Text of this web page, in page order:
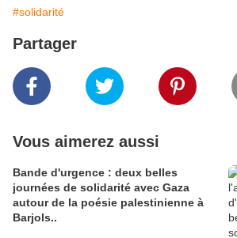
#solidarité
Partager
Vous aimerez aussi
Bande d'urgence : deux belles
journées de solidarité avec Gaza
autour de la poésie palestinienne à
Barjols..